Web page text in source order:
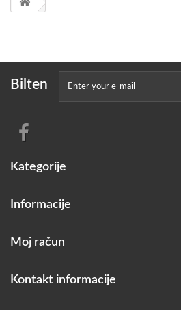
Bilten
Kategorije
Informacije
Moj račun
Kontakt informacije